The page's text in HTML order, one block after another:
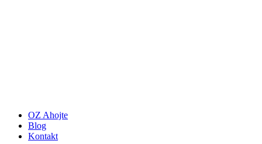
OZ Ahojte
Blog
Kontakt